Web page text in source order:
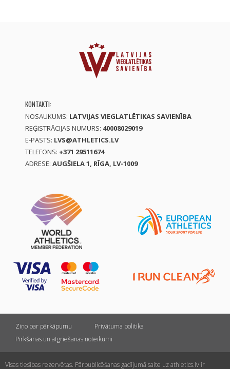
KONTAKTI:
NOSAUKUMS: LATVIJAS VIEGLATLĒTIKAS SAVIENĪBA
REĢISTRĀCIJAS NUMURS: 40008029019
E-PASTS: LVS@ATHLETICS.LV
TELEFONS: +371 29511674
ADRESE: AUGŠIELA 1, RĪGA, LV-1009
Ziņo par pārkāpumu
Privātuma politika
Pirkšanas un atgriešanas noteikumi
Visas tiesības rezervētas. Pārpublicēšanas gadījumā saite uz athletics.lv ir